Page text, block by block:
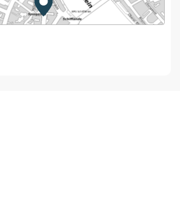
Zur Karte von MapBS.
Externer Link, wird in einem